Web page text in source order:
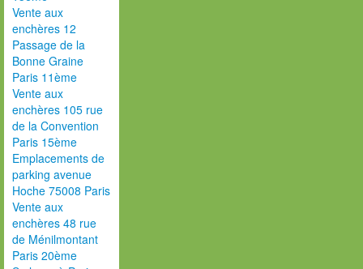
Vente aux
enchères 12
Passage de la
Bonne Graine
Paris 11ème
Vente aux
enchères 105 rue
de la Convention
Paris 15ème
Emplacements de
parking avenue
Hoche 75008 Paris
Vente aux
enchères 48 rue
de Ménilmontant
Paris 20ème